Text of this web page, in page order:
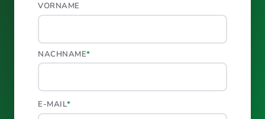
VORNAME
NACHNAME*
E-MAIL*